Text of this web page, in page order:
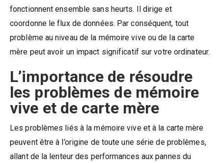
fonctionnent ensemble sans heurts. Il dirige et
coordonne le flux de données. Par conséquent, tout
problème au niveau de la mémoire vive ou de la carte
mère peut avoir un impact significatif sur votre ordinateur.
L’importance de résoudre
les problèmes de mémoire
vive et de carte mère
Les problèmes liés à la mémoire vive et à la carte mère
peuvent être à l’origine de toute une série de problèmes,
allant de la lenteur des performances aux pannes du